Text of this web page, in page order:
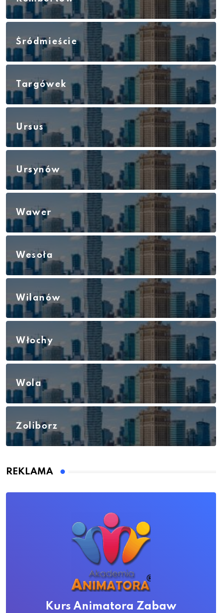
Śródmieście
Targówek
Ursus
Ursynów
Wawer
Wesoła
Wilanów
Włochy
Wola
Żoliborz
REKLAMA
Kurs Animatora Zabaw